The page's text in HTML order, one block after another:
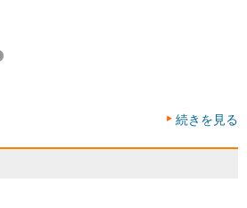
続きを見る